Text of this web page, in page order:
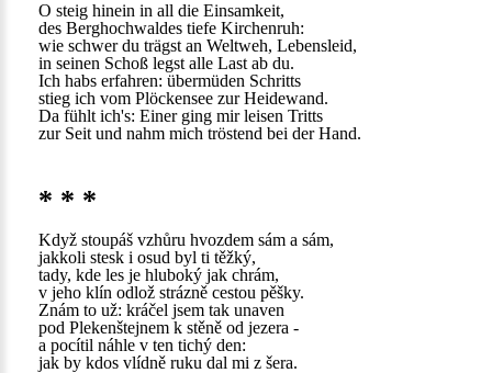
O steig hinein in all die Einsamkeit,
des Berghochwaldes tiefe Kirchenruh:
wie schwer du trägst an Weltweh, Lebensleid,
in seinen Schoß legst alle Last ab du.
Ich habs erfahren: übermüden Schritts
stieg ich vom Plöckensee zur Heidewand.
Da fühlt ich's: Einer ging mir leisen Tritts
zur Seit und nahm mich tröstend bei der Hand.
* * *
Když stoupáš vzhůru hvozdem sám a sám,
jakkoli stesk i osud byl ti těžký,
tady, kde les je hluboký jak chrám,
v jeho klín odlož strázně cestou pěšky.
Znám to už: kráčel jsem tak unaven
pod Plekenštejnem k stěně od jezera -
a pocítil náhle v ten tichý den:
jak by kdos vlídně ruku dal mi z šera.